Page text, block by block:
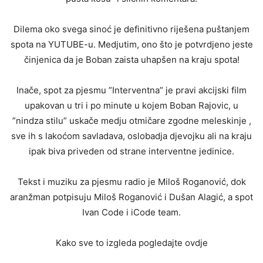
Dilema oko svega sinoć je definitivno riješena puštanjem
spota na YUTUBE-u. Medjutim, ono što je potvrdjeno jeste
činjenica da je Boban zaista uhapšen na kraju spota!
Inače, spot za pjesmu ”Interventna” je pravi akcijski film
upakovan u tri i po minute u kojem Boban Rajovic, u
”nindza stilu” uskače medju otmičare zgodne meleskinje ,
sve ih s lakoćom savladava, oslobadja djevojku ali na kraju
ipak biva priveden od strane interventne jedinice.
Tekst i muziku za pjesmu radio je Miloš Roganović, dok
aranžman potpisuju Miloš Roganović i Dušan Alagić, a spot
Ivan Code i iCode team.
Kako sve to izgleda pogledajte ovdje